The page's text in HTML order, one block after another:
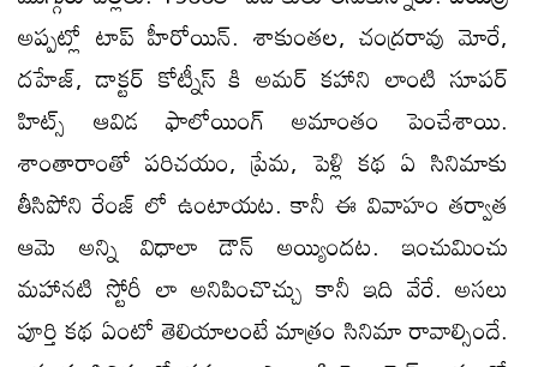
అప్పట్లో టాప్ హీరోయిన్. శాకుంతల, చంద్రరావు మోరే,
దహేజ్, డాక్టర్ కోట్నీస్ కి అమర్ కహాని లాంటి సూపర్
హిట్స్ ఆవిడ ఫాలోయింగ్ అమాంతం పెంచేశాయి.
శాంతారాంతో పరిచయం, ప్రేమ, పెళ్లి కథ ఏ సినిమాకు
తీసిపోని రేంజ్ లో ఉంటాయట. కానీ ఈ వివాహం తర్వాత
ఆమె అన్ని విధాలా డౌన్ అయ్యిందట. ఇంచుమించు
మహానటి స్టోరీ లా అనిపించొచ్చు కానీ ఇది వేరే. అసలు
పూర్తి కథ ఏంటో తెలియాలంటే మాత్రం సినిమా రావాల్సిందే.